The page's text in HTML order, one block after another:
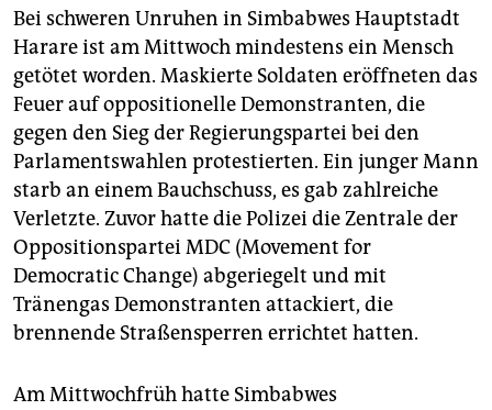
abo
genossenschaft
epaper login
Bei schweren Unruhen in Simbabwes Hauptstadt
Harare ist am Mittwoch mindestens ein Mensch
getötet worden. Maskierte Soldaten eröffneten das
Feuer auf oppositionelle Demonstranten, die
gegen den Sieg der Regierungspartei bei den
Parlamentswahlen protestierten. Ein junger Mann
starb an einem Bauchschuss, es gab zahlreiche
Verletzte. Zuvor hatte die Polizei die Zentrale der
Oppositionspartei MDC (Movement for
Democratic Change) abgeriegelt und mit
Tränengas Demonstranten attackiert, die
brennende Straßensperren errichtet hatten.
Am Mittwochfrüh hatte Simbabwes